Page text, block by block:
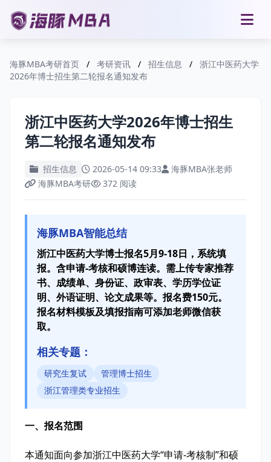
海豚MBA考研首页 / 考研资讯 / 招生信息 /
浙江中医药大学
2026年博士招生第二轮报名通知发布
浙江中医药大学2026年博士招生
第二轮报名通知发布
招生信息 2026-05-14 09:33
海豚MBA张老师
海豚MBA考研
372 阅读
海豚MBA智能总结
浙江中医药大学博士报名5月9-18日，系统填
报。含申请-考核和硕博连读。需上传专家推荐
书、成绩单、身份证、政审表、学历学位证
明、外语证明、论文成果等。报名费150元。
报名材料模板及填报指南可添加老师微信获
取。
相关专题：
研究生复试
管理博士招生
浙江管理类专业招生
一、报名范围
本通知面向参加浙江中医药大学“申请-考核制”和硕